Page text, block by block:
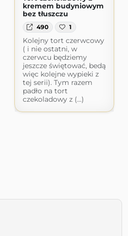
kremem budyniowym
bez tłuszczu
490 1
Kolejny tort czerwcowy
( i nie ostatni, w
czerwcu będziemy
jeszcze świętować, bedą
więc kolejne wypieki z
tej serii). Tym razem
padło na tort
czekoladowy z (...)